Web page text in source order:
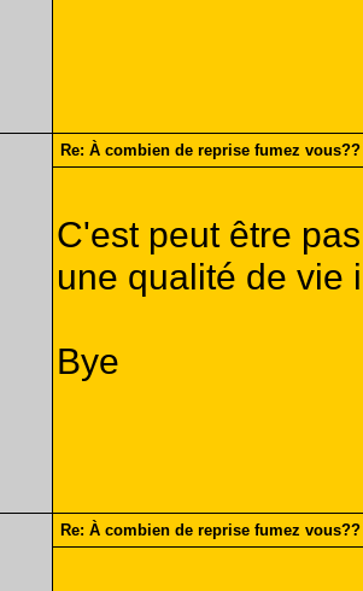
Re: À combien de reprise fumez vous??
C'est peut être
une qualité de vie
Bye
Re: À combien de reprise fumez vous??